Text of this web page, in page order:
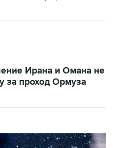
Ирана и Омана не
за проход Ормуза